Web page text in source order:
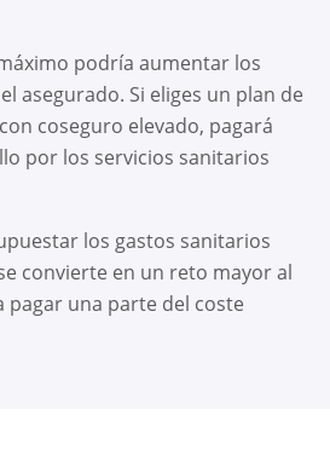
podría aumentar los
asegurado. Si eliges un plan de
coseguro elevado, pagará
por los servicios sanitarios
los gastos sanitarios
convierte en un reto mayor al
pagar una parte del coste